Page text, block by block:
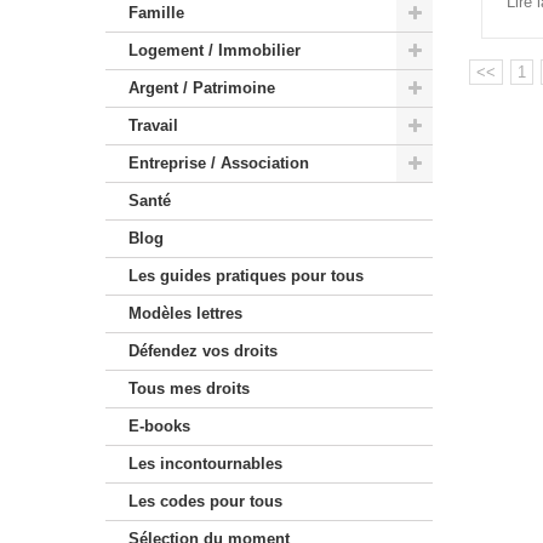
Famille
Logement / Immobilier
Argent / Patrimoine
Travail
Entreprise / Association
Santé
Blog
Les guides pratiques pour tous
Modèles lettres
Défendez vos droits
Tous mes droits
E-books
Les incontournables
Les codes pour tous
Sélection du moment
<< 1